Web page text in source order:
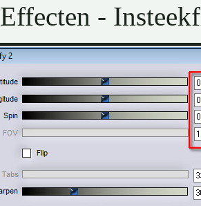
Effecten -